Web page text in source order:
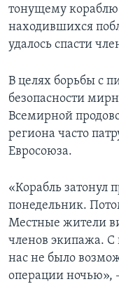
тонущему
находившихся
удалось спасти
В целях борьбы с
безопасности
Всемирной
региона часто
Евросоюза.
«Корабль затонул
понедельник.
Местные жители
членов экипажа. С
нас не было
операции ночью»,